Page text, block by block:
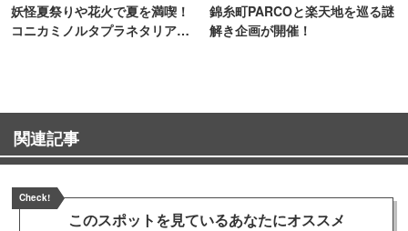
妖怪夏祭りや花火で夏を満喫！
コニカミノルタプラネタリア
錦糸町PARCOと楽天地を巡る謎
解き企画が開催！
関連記事
Check!
このスポットを見ているあなたにオススメ